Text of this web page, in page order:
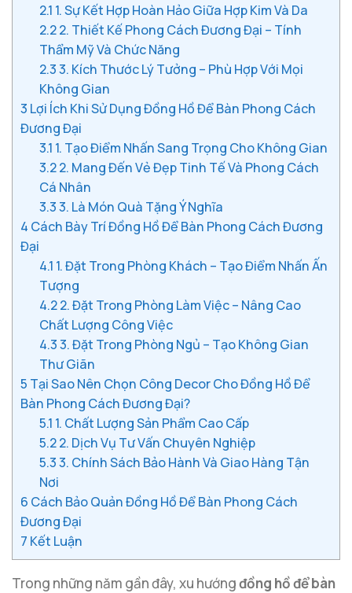
2.1 1. Sự Kết Hợp Hoàn Hảo Giữa Hợp Kim Và Da
2.22. Thiết Kế Phong Cách Đương Đại – Tính
Thẩm Mỹ Và Chức Năng
2.33. Kích Thước Lý Tưởng – Phù Hợp Với Mọi
Không Gian
3 Lợi Ích Khi Sử Dụng Đồng Hồ Để Bàn Phong Cách
Đương Đại
3.1 1. Tạo Điểm Nhấn Sang Trọng Cho Không Gian
3.22. Mang Đến Vẻ Đẹp Tinh Tế Và Phong Cách
Cá Nhân
3.33. Là Món Quà Tặng Ý Nghĩa
4 Cách Bày Trí Đồng Hồ Để Bàn Phong Cách Đương
Đại
4.1 1. Đặt Trong Phòng Khách – Tạo Điểm Nhấn Ấn
Tượng
4.22. Đặt Trong Phòng Làm Việc – Nâng Cao
Chất Lượng Công Việc
4.33. Đặt Trong Phòng Ngủ – Tạo Không Gian
Thư Giãn
5 Tại Sao Nên Chọn Công Decor Cho Đồng Hồ Để
Bàn Phong Cách Đương Đại?
5.1 1. Chất Lượng Sản Phẩm Cao Cấp
5.22. Dịch Vụ Tư Vấn Chuyên Nghiệp
5.33. Chính Sách Bảo Hành Và Giao Hàng Tận
Nơi
6 Cách Bảo Quản Đồng Hồ Để Bàn Phong Cách
Đương Đại
7 Kết Luận
Trong những năm gần đây, xu hướngđồng hồ để bàn